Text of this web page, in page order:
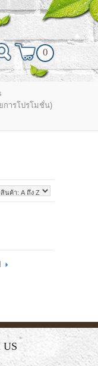
0
การโปรโมชั่น)
US